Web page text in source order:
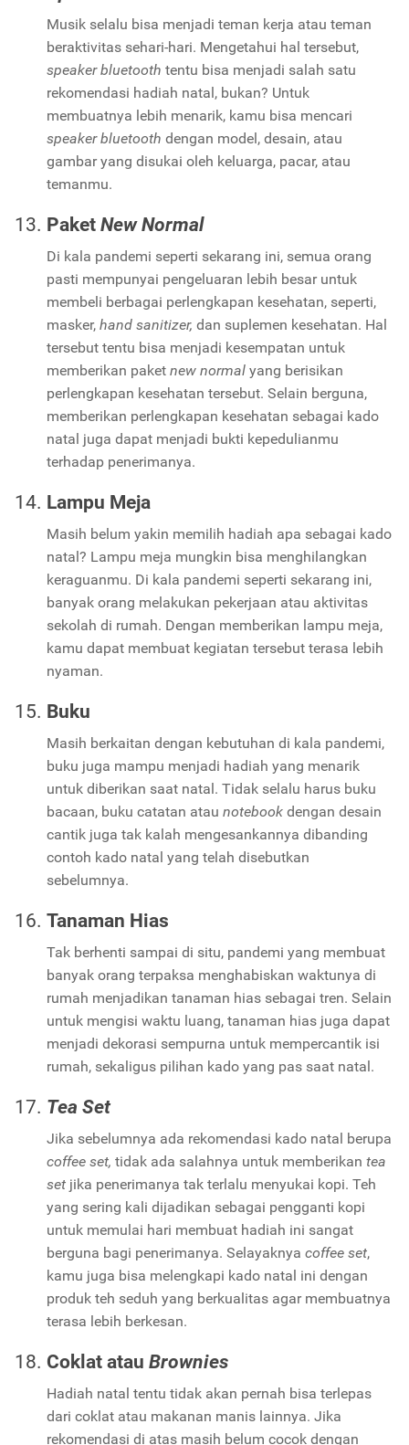
Musik selalu bisa menjadi teman kerja atau teman
beraktivitas sehari-hari. Mengetahui hal tersebut,
speaker bluetooth tentu bisa menjadi salah satu
rekomendasi hadiah natal, bukan? Untuk
membuatnya lebih menarik, kamu bisa mencari
speaker bluetooth dengan model, desain, atau
gambar yang disukai oleh keluarga, pacar, atau
temanmu.
Paket New Normal
Di kala pandemi seperti sekarang ini, semua orang
pasti mempunyai pengeluaran lebih besar untuk
membeli berbagai perlengkapan kesehatan, seperti,
masker, hand sanitizer, dan suplemen kesehatan. Hal
tersebut tentu bisa menjadi kesempatan untuk
memberikan paket new normal yang berisikan
perlengkapan kesehatan tersebut. Selain berguna,
memberikan perlengkapan kesehatan sebagai kado
natal juga dapat menjadi bukti kepedulianmu
terhadap penerimanya.
Lampu Meja
Masih belum yakin memilih hadiah apa sebagai kado
natal? Lampu meja mungkin bisa menghilangkan
keraguanmu. Di kala pandemi seperti sekarang ini,
banyak orang melakukan pekerjaan atau aktivitas
sekolah di rumah. Dengan memberikan lampu meja,
kamu dapat membuat kegiatan tersebut terasa lebih
nyaman.
Buku
Masih berkaitan dengan kebutuhan di kala pandemi,
buku juga mampu menjadi hadiah yang menarik
untuk diberikan saat natal. Tidak selalu harus buku
bacaan, buku catatan atau notebook dengan desain
cantik juga tak kalah mengesankannya dibanding
contoh kado natal yang telah disebutkan
sebelumnya.
Tanaman Hias
Tak berhenti sampai di situ, pandemi yang membuat
banyak orang terpaksa menghabiskan waktunya di
rumah menjadikan tanaman hias sebagai tren. Selain
untuk mengisi waktu luang, tanaman hias juga dapat
menjadi dekorasi sempurna untuk mempercantik isi
rumah, sekaligus pilihan kado yang pas saat natal.
Tea Set
Jika sebelumnya ada rekomendasi kado natal berupa
coffee set, tidak ada salahnya untuk memberikan tea
set jika penerimanya tak terlalu menyukai kopi. Teh
yang sering kali dijadikan sebagai pengganti kopi
untuk memulai hari membuat hadiah ini sangat
berguna bagi penerimanya. Selayaknya coffee set,
kamu juga bisa melengkapi kado natal ini dengan
produk teh seduh yang berkualitas agar membuatnya
terasa lebih berkesan.
Coklat atau Brownies
Hadiah natal tentu tidak akan pernah bisa terlepas
dari coklat atau makanan manis lainnya. Jika
rekomendasi di atas masih belum cocok dengan